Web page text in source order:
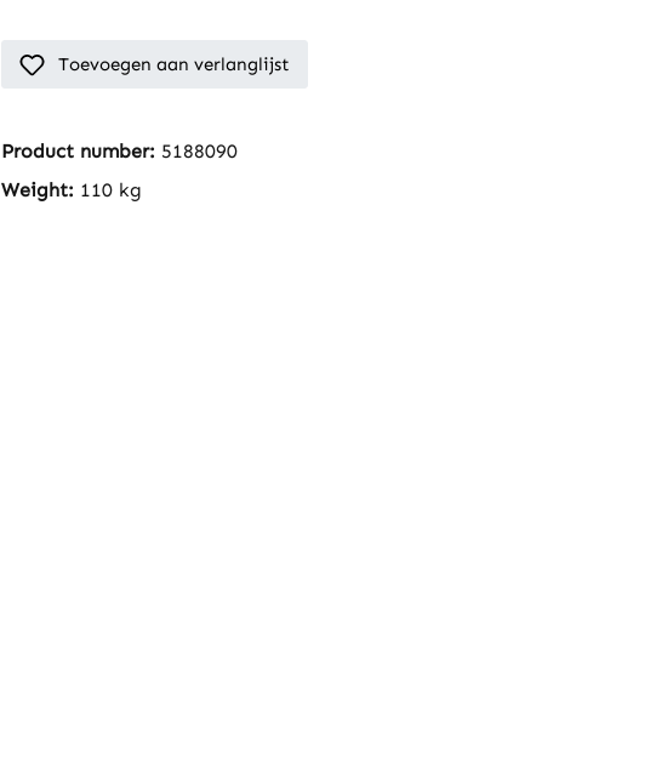
Toevoegen aan verlanglijst
Product number: 5188090
Weight: 110 kg